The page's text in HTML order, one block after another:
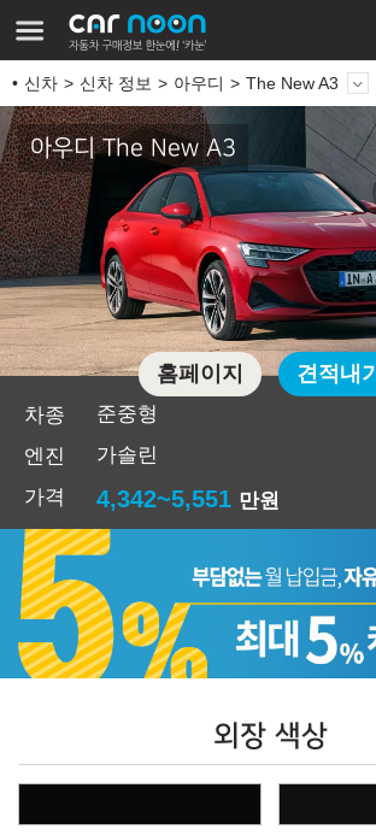
신차 신차 정보 아우디 The New A3
아우디 The New A3
차종
준중형
엔진
가솔린
가격
4,342~5,551 만원
홈페이지 견적내기
외장 색상